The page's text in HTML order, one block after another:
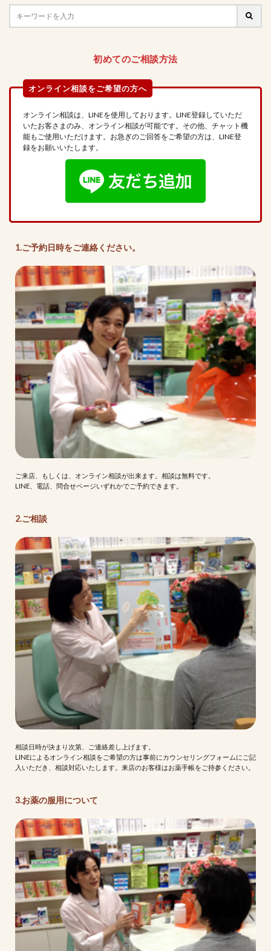
初めてのご相談方法
オンライン相談は、LINEを使用しております。LINE登録していただ
いたお客さまのみ、オンライン相談が可能です。その他、チャット機
能もご使用いただけます。お急ぎのご回答をご希望の方は、LINE登
録をお願いいたします。
1.ご予約日時をご連絡ください。
ご来店、もしくは、オンライン相談が出来ます。相談は無料です。
LINE、電話、問合せページいずれかでご予約できます。
2.ご相談
相談日時が決まり次第、ご連絡差し上げます。
LINEによるオンライン相談をご希望の方は事前にカウンセリングフォームにご記
入いただき、相談対応いたします。来店のお客様はお薬手帳をご持参ください。
3.お薬の服用について